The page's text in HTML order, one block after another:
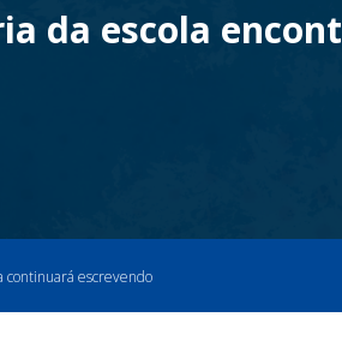
da escola
continuará escrevendo